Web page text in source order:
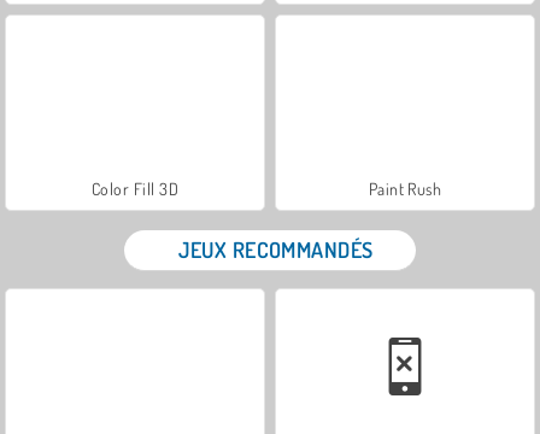
Color Fill 3D Paint Rush
JEUX RECOMMANDÉS